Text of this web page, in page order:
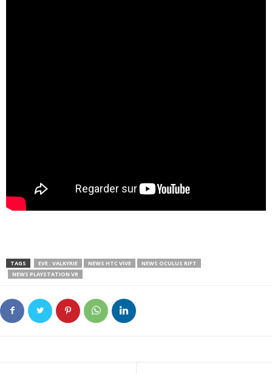
TAGS EVE : VALKYRIE NEWS HTC VIVE
NEWS OCULUS RIFT
NEWS PLAYSTATION VR